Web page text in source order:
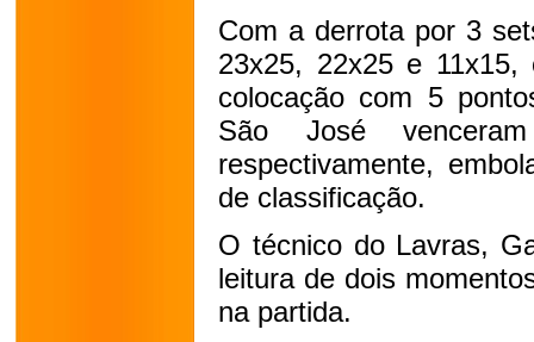
Com a derrota por 3
23x25, 22x25 e
colocação com 5
São José
respectivamente,
de classificação.
O técnico do Lavras,
leitura de dois
na partida.